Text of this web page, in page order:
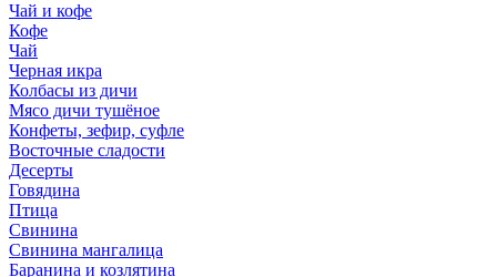
Чай и кофе
Кофе
Чай
Черная икра
Колбасы из дичи
Мясо дичи тушёное
Конфеты, зефир, суфле
Восточные сладости
Десерты
Говядина
Птица
Свинина
Свинина мангалица
Баранина и козлятина